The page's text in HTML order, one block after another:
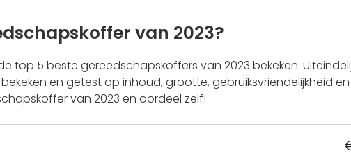
van 2023?
top 5 beste gereedschapskoffers van 2023 bekeken.
en getest op inhoud, grootte, gebruiksvriendelijkheid
van 2023 en oordeel zelf!